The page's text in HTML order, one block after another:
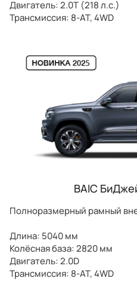
Двигатель: 2.0T (218 л.с.)
Трансмиссия: 8-AT, 4WD
BAIC
Полноразмерный рамный
Длина: 5040 мм
Колёсная база: 2820 мм
Двигатель: 2.0D
Трансмиссия: 8-AT, 4WD